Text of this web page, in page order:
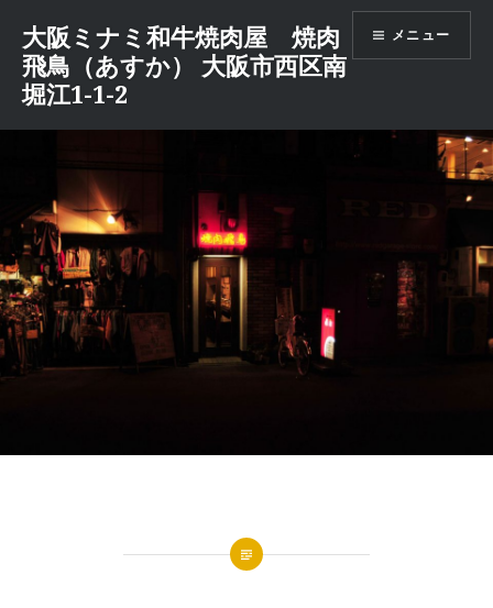
ッ
プ
大阪ミナミ和牛焼肉屋 焼肉
飛鳥（あすか） 大阪市西区南
堀江1-1-2
メニュー